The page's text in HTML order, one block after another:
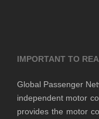
IMPORTANT TO
Global Passenger
independent motor
provides the motor